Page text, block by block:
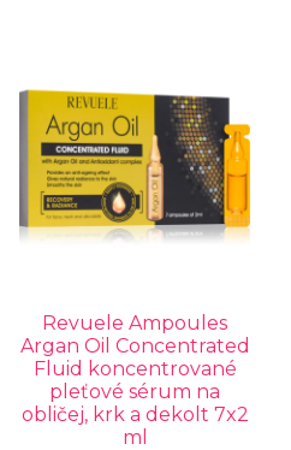
Revuele Ampoules
Argan Oil Concentrated
Fluid koncentrované
pleťové sérum na
obličej, krk a dekolt 7x2
ml